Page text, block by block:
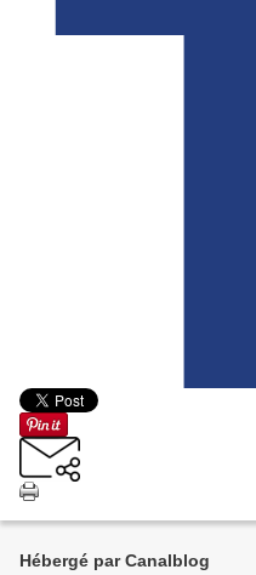
Hébergé par Canalblog